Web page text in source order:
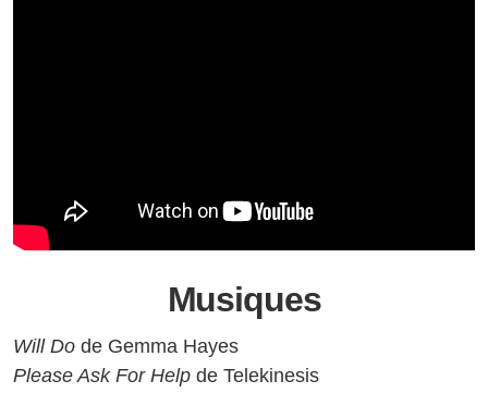
Musiques
Will Do de Gemma Hayes
Please Ask For Help de Telekinesis